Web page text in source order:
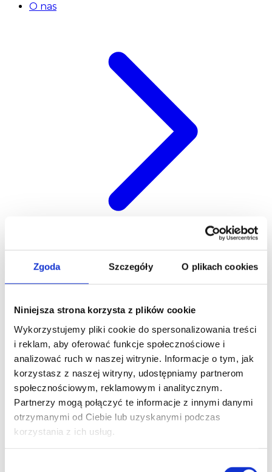
Zgoda Szczegóły O plikach cookies
Niniejsza strona korzysta z plików cookie
Wykorzystujemy pliki cookie do spersonalizowania treści
i reklam, aby oferować funkcje społecznościowe i
analizować ruch w naszej witrynie. Informacje o tym, jak
korzystasz z naszej witryny, udostępniamy partnerom
społecznościowym, reklamowym i analitycznym.
Partnerzy mogą połączyć te informacje z innymi danymi
otrzymanymi od Ciebie lub uzyskanymi podczas
korzystania z ich usług.
O nas